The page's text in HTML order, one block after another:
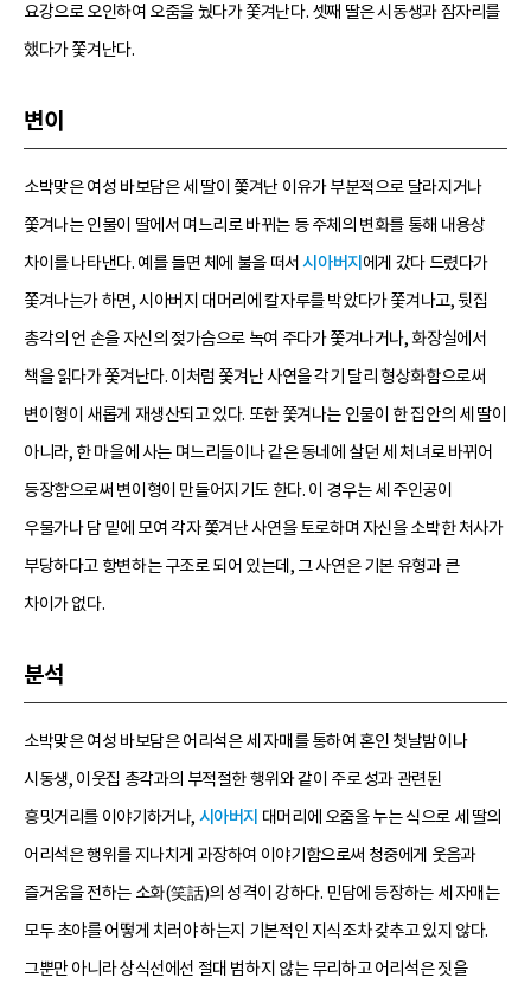
요강으로 오인하여 오줌을 눴다가 쫓겨난다. 셋째 딸은 시동생과 잠자리를
했다가 쫓겨난다.
변이
소박맞은 여성 바보담은 세 딸이 쫓겨난 이유가 부분적으로 달라지거나
쫓겨나는 인물이 딸에서 며느리로 바뀌는 등 주체의 변화를 통해 내용상
차이를 나타낸다. 예를 들면 체에 불을 떠서시아버지 에게 갔다 드렸다가
쫓겨나는가 하면, 시아버지 대머리에 칼자루를 박았다가 쫓겨나고, 뒷집
총각의 언 손을 자신의 젖가슴으로 녹여 주다가 쫓겨나거나, 화장실에서
책을 읽다가 쫓겨난다. 이처럼 쫓겨난 사연을 각기 달리 형상화함으로써
변이형이 새롭게 재생산되고 있다. 또한 쫓겨나는 인물이 한 집안의 세 딸이
아니라, 한 마을에 사는 며느리들이나 같은 동네에 살던 세 처녀로 바뀌어
등장함으로써 변이형이 만들어지기도 한다. 이 경우는 세 주인공이
우물가나 담 밑에 모여 각자 쫓겨난 사연을 토로하며 자신을 소박한 처사가
부당하다고 항변하는 구조로 되어 있는데, 그 사연은 기본 유형과 큰
차이가 없다.
분석
소박맞은 여성 바보담은 어리석은 세 자매를 통하여 혼인 첫날밤이나
시동생, 이웃집 총각과의 부적절한 행위와 같이 주로 성과 관련된
흥밋거리를 이야기하거나, 시아버지 대머리에 오줌을 누는 식으로 세 딸의
어리석은 행위를 지나치게 과장하여 이야기함으로써 청중에게 웃음과
즐거움을 전하는 소화(笑話)의 성격이 강하다. 민담에 등장하는 세 자매는
모두 초야를 어떻게 치러야 하는지 기본적인 지식조차 갖추고 있지 않다.
그뿐만 아니라 상식선에선 절대 범하지 않는 무리하고 어리석은 짓을